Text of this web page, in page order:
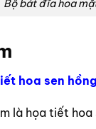
Bộ bát đĩa hoa
hoa sen hồng
là họa tiết